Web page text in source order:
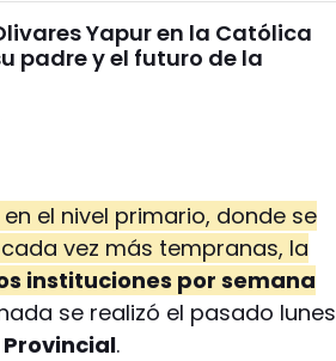
Yapur en la Católica
padre y el futuro de la
el nivel primario, donde se
vez más tempranas, la
instituciones por semana
se realizó el pasado lunes
.